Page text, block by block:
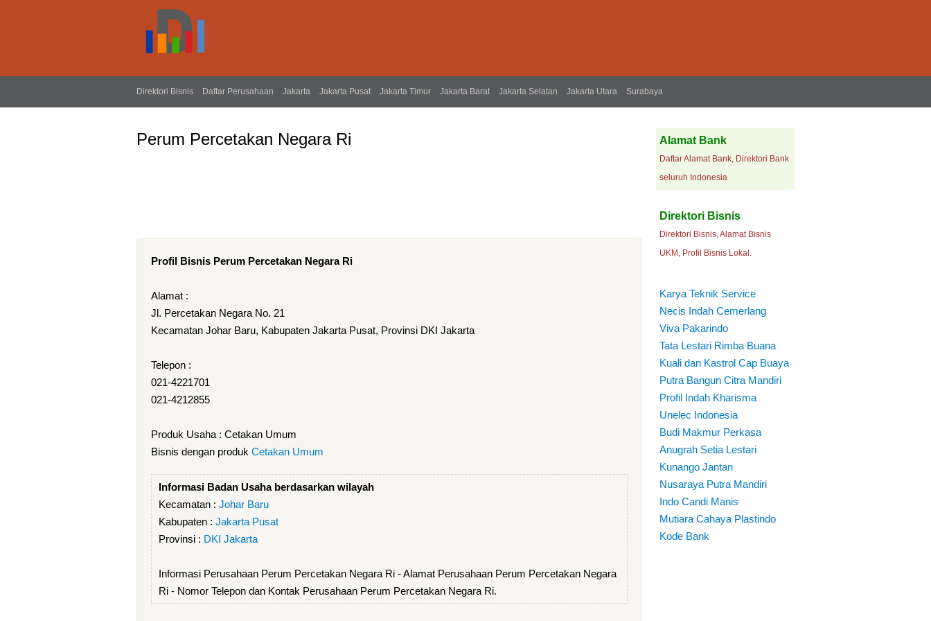
Direktori Bisnis Daftar Perusahaan Jakarta Jakarta Pusat Jakarta Timur Jakarta Barat Jakarta Selatan Jakarta Utara Surabaya
Perum Percetakan Negara Ri
Profil Bisnis Perum Percetakan Negara Ri
Alamat :
Jl. Percetakan Negara No. 21
Kecamatan Johar Baru, Kabupaten Jakarta Pusat, Provinsi DKI Jakarta
Telepon :
021-4221701
021-4212855
Produk Usaha : Cetakan Umum
Bisnis dengan produk Cetakan Umum
Informasi Badan Usaha berdasarkan wilayah
Kecamatan : Johar Baru
Kabupaten : Jakarta Pusat
Provinsi : DKI Jakarta
Informasi Perusahaan Perum Percetakan Negara Ri - Alamat Perusahaan Perum Percetakan Negara
Ri - Nomor Telepon dan Kontak Perusahaan Perum Percetakan Negara Ri.
Alamat Bank
Daftar Alamat Bank, Direktori Bank
seluruh Indonesia
Direktori Bisnis
Direktori Bisnis, Alamat Bisnis
UKM, Profil Bisnis Lokal.
Karya Teknik Service
Necis Indah Cemerlang
Viva Pakarindo
Tata Lestari Rimba Buana
Kuali dan Kastrol Cap Buaya
Putra Bangun Citra Mandiri
Profil Indah Kharisma
Unelec Indonesia
Budi Makmur Perkasa
Anugrah Setia Lestari
Kunango Jantan
Nusaraya Putra Mandiri
Indo Candi Manis
Mutiara Cahaya Plastindo
Kode Bank